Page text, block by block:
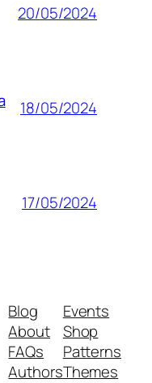
20/05/2024
18/05/2024
17/05/2024
Blog
About
FAQs
Authors
Events
Shop
Patterns
Themes